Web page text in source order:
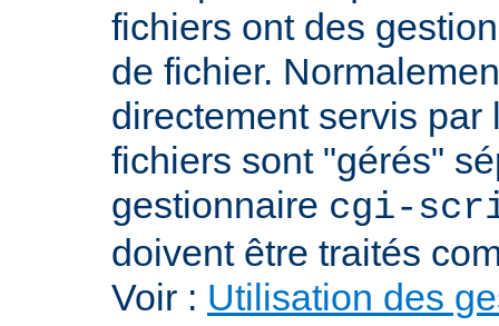
fichiers ont des
de fichier.
directement servis par
fichiers sont "gérés"
gestionnaire cgi-
doivent être traités
Voir : Utilisation des